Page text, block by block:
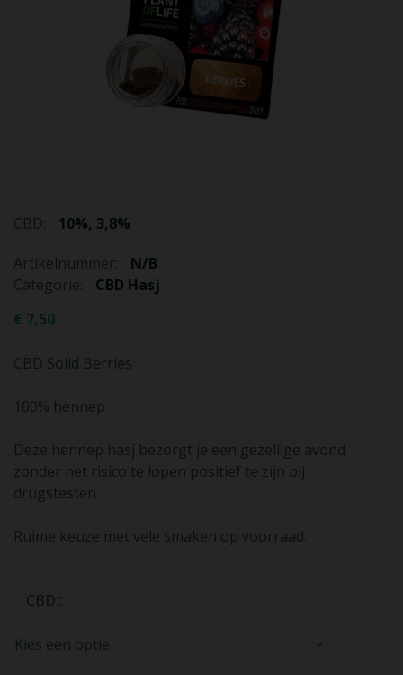
CBD:
10%, 3,8%
Artikelnummer:
N/B
Categorie:
CBD Hasj
€ 7,50
CBD Solid Berries
100% hennep
Deze hennep hasj bezorgt je een gezellige avond
zonder het risico te lopen positief te zijn bij
drugstesten.
Ruime keuze met vele smaken op voorraad.
CBD: